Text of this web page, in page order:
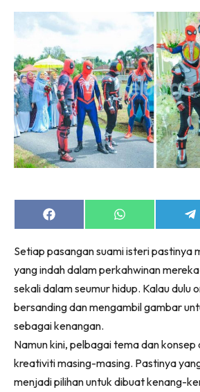
Share
on
Share
on
Setiap pasangan suami isteri pastinya
yang indah dalam perkahwinan
sekali dalam seumur hidup. Kalau dulu
bersanding dan mengambil gambar
sebagai kenangan.
Namun kini, pelbagai tema dan konsep
kreativiti masing-masing. Pastinya
menjadi pilihan untuk dibuat kenang-